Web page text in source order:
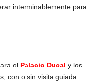
interminablemente para
el Palacio Ducal y los
con o sin visita guiada: